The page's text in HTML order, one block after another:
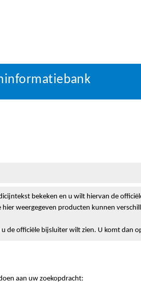
bekeken en u wilt hiervan de
weergegeven producten kunnen
de officiële bijsluiter wilt zien. U komt
aan uw zoekopdracht: